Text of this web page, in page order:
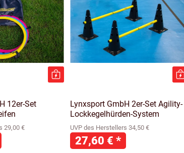
12er-Set
29,00 €
Lynxsport GmbH 2er-Set Agility-
Lockkegelhürden-System
UVP des Herstellers 34,50 €
27,60 € *